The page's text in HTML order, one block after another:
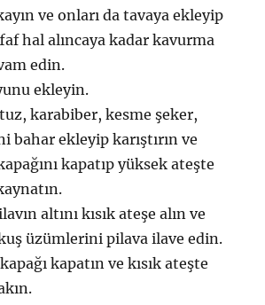
ve onları da tavaya ekleyip
hal alıncaya kadar kavurma
edin.
ekleyin.
karabiber, kesme şeker,
bahar ekleyip karıştırın ve
kapatıp yüksek ateşte
altını kısık ateşe alın ve
kuş üzümlerini pilava ilave edin.
kapatın ve kısık ateşte